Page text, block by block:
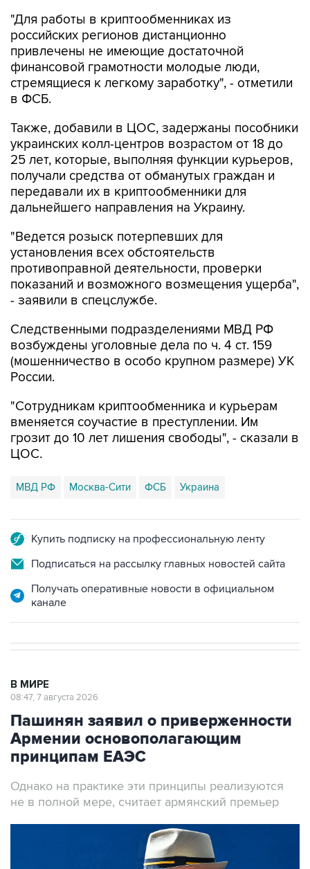
"Для работы в криптообменниках из
российских регионов дистанционно
привлечены не имеющие достаточной
финансовой грамотности молодые люди,
стремящиеся к легкому заработку", - отметили
в ФСБ.
Также, добавили в ЦОС, задержаны пособники
украинских колл-центров возрастом от 18 до
25 лет, которые, выполняя функции курьеров,
получали средства от обманутых граждан и
передавали их в криптообменники для
дальнейшего направления на Украину.
"Ведется розыск потерпевших для
установления всех обстоятельств
противоправной деятельности, проверки
показаний и возможного возмещения ущерба",
- заявили в спецслужбе.
Следственными подразделениями МВД РФ
возбуждены уголовные дела по ч. 4 ст. 159
(мошенничество в особо крупном размере) УК
России.
"Сотрудникам криптообменника и курьерам
вменяется соучастие в преступлении. Им
грозит до 10 лет лишения свободы", - сказали в
ЦОС.
МВД РФ Москва-Сити ФСБ Украина
Купить подписку на профессиональную ленту
Подписаться на рассылку главных новостей сайта
Получать оперативные новости в официальном
канале
В МИРЕ
08:47, 7 августа 2026
Пашинян заявил о приверженности
Армении основополагающим
принципам ЕАЭС
Однако на практике эти принципы реализуются
не в полной мере, считает армянский премьер